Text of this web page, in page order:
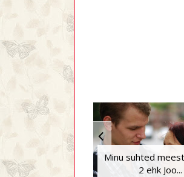
Minu suhted
2 ehk Joo...